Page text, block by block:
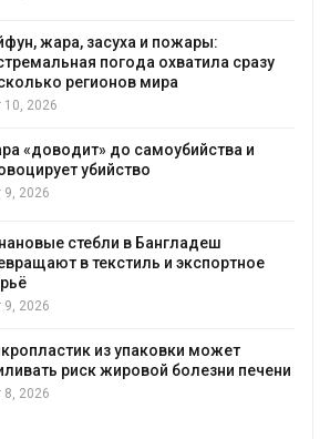
жара, засуха и пожары:
погода охватила сразу
регионов мира
10, 2026
«доводит» до самоубийства и
убийство
9, 2026
стебли в Бангладеш
в текстиль и экспортное
9, 2026
из упаковки может
риск жировой болезни печени
8, 2026